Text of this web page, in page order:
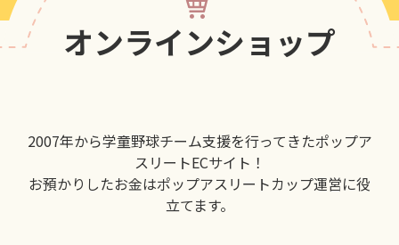
オンラインショップ
2007年から学童野球チーム支援を行ってきたポップア
スリートECサイト！
お預かりしたお金はポップアスリートカップ運営に役
立てます。